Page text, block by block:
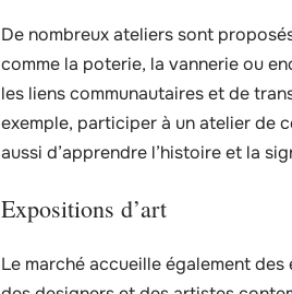
De nombreux ateliers sont
comme la poterie, la vannerie ou
les liens communautaires et de
exemple, participer à un atelier de
aussi d’apprendre l’histoire et la
Expositions d’art
Le marché accueille également